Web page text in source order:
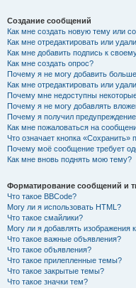
Создание сообщений
Как мне создать новую тему или
Как мне отредактировать или
Как мне добавить подпись к
Как мне создать опрос?
Почему я не могу добавить
Как мне отредактировать или
Почему мне недоступны
Почему я не могу добавлять
Почему я получил
Как мне пожаловаться на
Что означает кнопка «Сохранить»
Почему моё сообщение требует
Как мне вновь поднять мою тему?
Форматирование сообщений и
Что такое BBCode?
Могу ли я использовать HTML?
Что такое смайлики?
Могу ли я добавлять изображения
Что такое важные объявления?
Что такое объявления?
Что такое прилепленные темы?
Что такое закрытые темы?
Что такое значки тем?